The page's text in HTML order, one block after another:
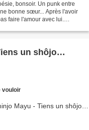
bonsoir. Un punk entre
bonne sœur... Après l'avoir
faire l'amour avec lui.
un shôjo…
vouloir